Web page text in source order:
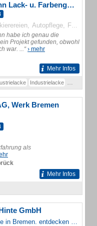
Friedrich Seemann Lack- u. Farbengroßhandel
Autopflege Farben und Lacke
habe ich genau die
Projekt gefunden, obwohl
war. ...“› mehr
Mehr Infos
Industrielacke
Werk Bremen
als
Mehr Infos
GmbH
Autohaus Heinz Hinte in Bremen. entdecken Sie jetzt unsere große Auswahl an Neu-/ und Gebrauchtfahrzeugen ? Mobilitätsgarantie ? Lackierung ? Service ?